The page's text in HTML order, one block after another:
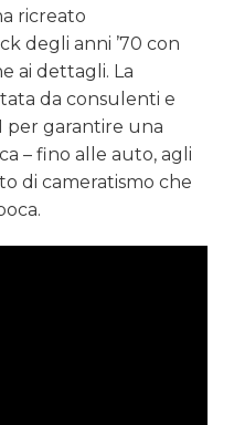
ricreato
degli anni ’70 con
ai dettagli. La
da consulenti e
per garantire una
– fino alle auto, agli
di cameratismo che